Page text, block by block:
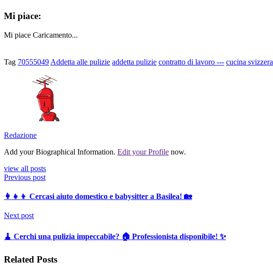
Mi piace:
Mi piace Caricamento...
Tag 70555049 Addetta alle pulizie addetta pulizie contratto di lavoro --- cucina svizzera
Redazione
Add your Biographical Information. Edit your Profile now.
view all posts
Previous post
👩‍👧‍👦 Cercasi aiuto domestico e babysitter a Basilea! 🏡
Next post
🧹 Cerchi una pulizia impeccabile? 🏠 Professionista disponibile! ✨
Related Posts